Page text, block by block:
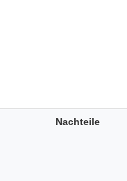
Nachteile